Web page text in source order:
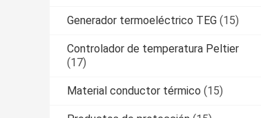
Generador termoeléctrico TEG (15)
Controlador de temperatura Peltier
(17)
Material conductor térmico (15)